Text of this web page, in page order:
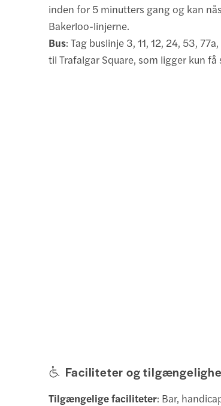
inden for 5 minutters gang og kan
Bakerloo-linjerne.
Bus: Tag buslinje 3, 11, 12, 24, 53,
til Trafalgar Square, som ligger kun
Faciliteter og
Tilgængelige faciliteter: Bar,